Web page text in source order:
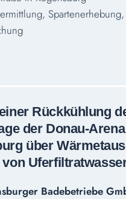
Rückkühlung
der Donau-Arena
über
Badebetriebe